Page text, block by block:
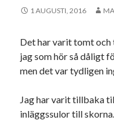
1 AUGUSTI, 2016
Det har varit tomt och
jag som hör så dåligt
men det var tydligen
Jag har varit tillbaka
inläggssulor till